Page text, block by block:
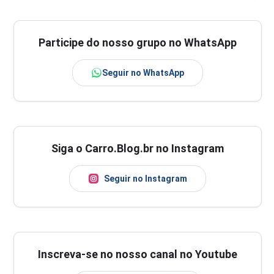
Participe do nosso grupo no WhatsApp
Seguir no WhatsApp
Siga o Carro.Blog.br no Instagram
Seguir no Instagram
Inscreva-se no nosso canal no Youtube